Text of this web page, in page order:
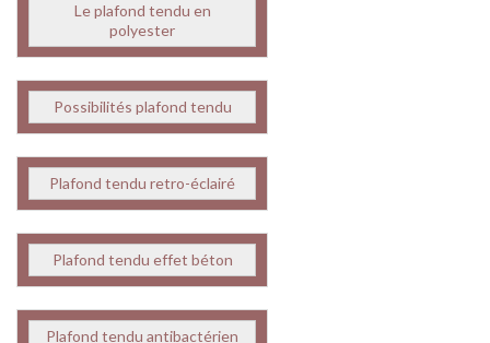
Le plafond tendu en
polyester
Possibilités plafond tendu
Plafond tendu retro-éclairé
Plafond tendu effet béton
Plafond tendu antibactérien